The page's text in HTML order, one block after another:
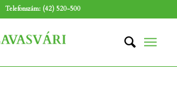
Telefonszám: (42) 520-500